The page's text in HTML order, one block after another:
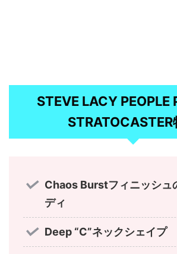
STEVE LACY PEOPLE
STRATOCASTER
Chaos Burstフィニッシュ
ディ
Deep “C”ネックシェイプ